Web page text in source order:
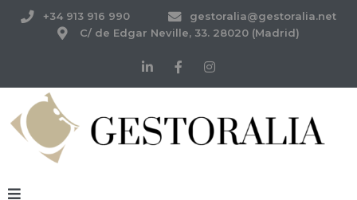
+34 913 916 990
gestoralia@gestoralia.net
C/ de Edgar Neville, 33. 28020 (Madrid)